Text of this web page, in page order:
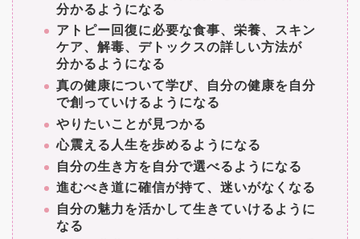
分かるようになる
アトピー回復に必要な食事、栄養、スキン
ケア、解毒、デトックスの詳しい方法が
分かるようになる
真の健康について学び、自分の健康を自分
で創っていけるようになる
やりたいことが見つかる
心震える人生を歩めるようになる
自分の生き方を自分で選べるようになる
進むべき道に確信が持て、迷いがなくなる
自分の魅力を活かして生きていけるように
なる